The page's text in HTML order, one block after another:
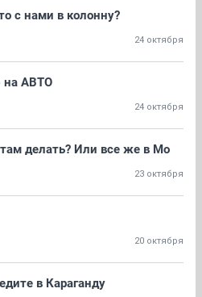
с нами в колонну?
24 октября
на АВТО
24 октября
делать? Или все же в Мо
23 октября
20 октября
в Караганду